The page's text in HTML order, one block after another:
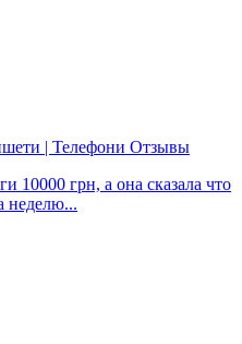
| Телефони Отзывы
10000 грн, а она сказала что
неделю...